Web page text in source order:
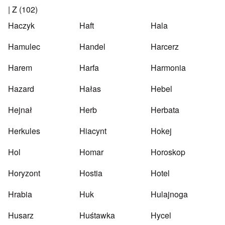
| Z (102)
Haczyk
Haft
Hala
Hamulec
Handel
Harcerz
Harem
Harfa
Harmonia
Hazard
Hałas
Hebel
Hejnał
Herb
Herbata
Herkules
Hiacynt
Hokej
Hol
Homar
Horoskop
Horyzont
Hostia
Hotel
Hrabia
Huk
Hulajnoga
Husarz
Huśtawka Hycel